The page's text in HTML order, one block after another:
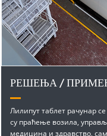
РЕШЕЊА /
Лилипут таблет рачунар
су праћење возила,
медицина и здравство,